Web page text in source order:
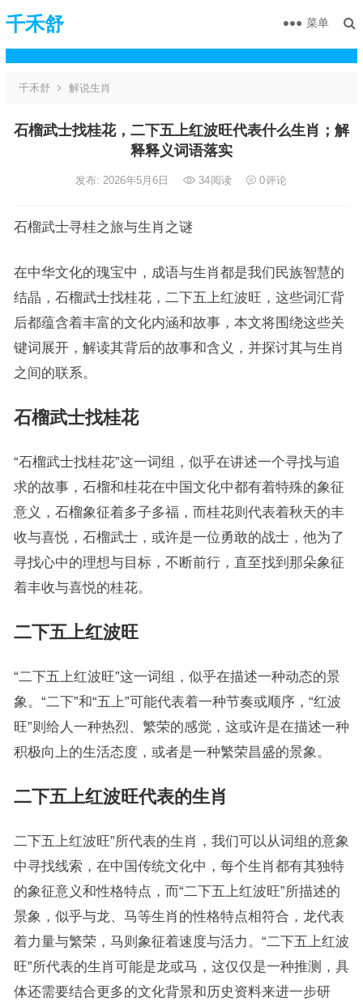
千禾舒 菜单
千禾舒 解说生肖
石榴武士找桂花，二下五上红波旺代表什么生肖；解
释释义词语落实
发布: 2026年5月6日 34阅读 0评论
石榴武士寻桂之旅与生肖之谜
在中华文化的瑰宝中，成语与生肖都是我们民族智慧的
结晶，石榴武士找桂花，二下五上红波旺，这些词汇背
后都蕴含着丰富的文化内涵和故事，本文将围绕这些关
键词展开，解读其背后的故事和含义，并探讨其与生肖
之间的联系。
石榴武士找桂花
“石榴武士找桂花”这一词组，似乎在讲述一个寻找与追
求的故事，石榴和桂花在中国文化中都有着特殊的象征
意义，石榴象征着多子多福，而桂花则代表着秋天的丰
收与喜悦，石榴武士，或许是一位勇敢的战士，他为了
寻找心中的理想与目标，不断前行，直至找到那朵象征
着丰收与喜悦的桂花。
二下五上红波旺
“二下五上红波旺”这一词组，似乎在描述一种动态的景
象。“二下”和“五上”可能代表着一种节奏或顺序，“红波
旺”则给人一种热烈、繁荣的感觉，这或许是在描述一种
积极向上的生活态度，或者是一种繁荣昌盛的景象。
二下五上红波旺代表的生肖
二下五上红波旺”所代表的生肖，我们可以从词组的意象
中寻找线索，在中国传统文化中，每个生肖都有其独特
的象征意义和性格特点，而“二下五上红波旺”所描述的
景象，似乎与龙、马等生肖的性格特点相符合，龙代表
着力量与繁荣，马则象征着速度与活力。“二下五上红波
旺”所代表的生肖可能是龙或马，这仅仅是一种推测，具
体还需要结合更多的文化背景和历史资料来进一步研